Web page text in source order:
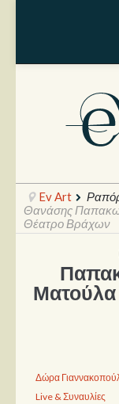
Live &
Ev Art
Θανάσης
Θέατρο Βράχων
Δώρα
Live & Συναυλίες